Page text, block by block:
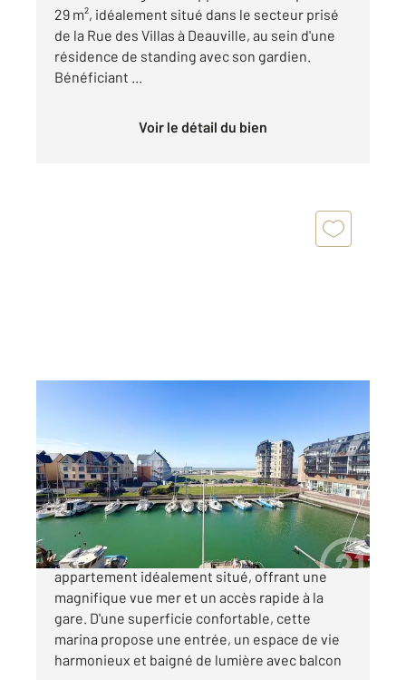
29 m², idéalement situé dans le secteur prisé
de la Rue des Villas à Deauville, au sein d'une
résidence de standing avec son gardien.
Bénéficiant ...
Voir le détail du bien
, 3 pièces
Ref : 5520
Appartement F3 à vendre
374 000 €
Laissez-vous séduire par ce charmant
appartement idéalement situé, offrant une
magnifique vue mer et un accès rapide à la
gare. D'une superficie confortable, cette
marina propose une entrée, un espace de vie
harmonieux et baigné de lumière avec balcon